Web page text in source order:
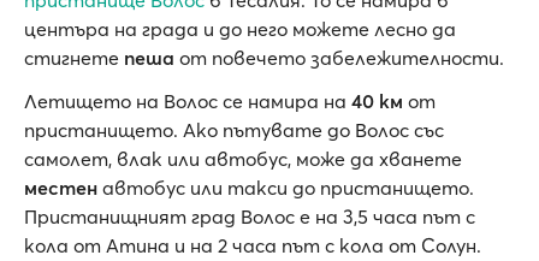
центъра на града и до него можете лесно да
стигнете пеша от повечето забележителности.
Летището на Волос се намира на 40 км от
пристанището. Ако пътувате до Волос със
самолет, влак или автобус, може да хванете
местен автобус или такси до пристанището.
Пристанищният град Волос е на 3,5 часа път с
кола от Атина и на 2 часа път с кола от Солун.